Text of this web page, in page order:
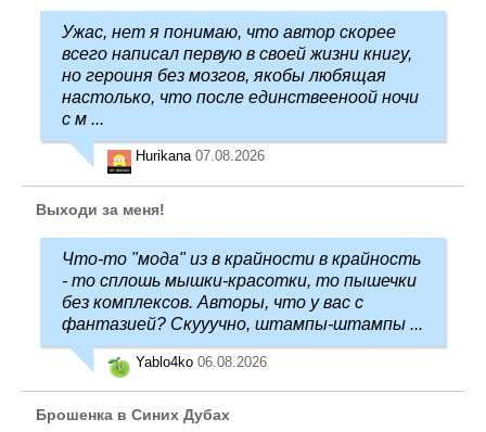
Ужас, нет я понимаю, что автор скорее
всего написал первую в своей жизни книгу,
но героиня без мозгов, якобы любящая
настолько, что после единствееноой ночи
с м ...
Hurikana 07.08.2026
Выходи за меня!
Что-то "мода" из в крайности в крайность
- то сплошь мышки-красотки, то пышечки
без комплексов. Авторы, что у вас с
фантазией? Скууучно, штампы-штампы ...
Yablo4ko 06.08.2026
Брошенка в Синих Дубах